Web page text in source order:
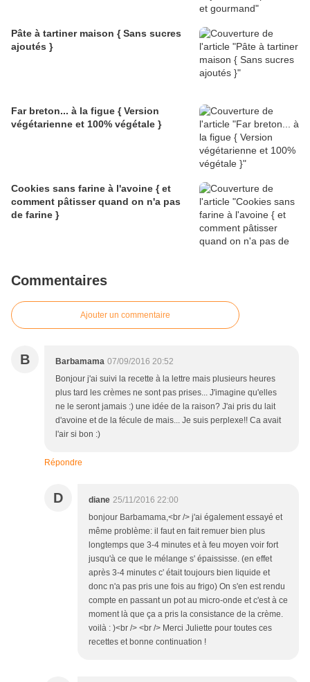
Pâte à tartiner maison { Sans sucres
ajoutés }
Far breton... à la figue { Version
végétarienne et 100% végétale }
Cookies sans farine à l'avoine { et
comment pâtisser quand on n'a pas
de farine }
Commentaires
Ajouter un commentaire
B Barbamama 07/09/2016 20:52
Bonjour j'ai suivi la recette à la lettre mais plusieurs heures
plus tard les crèmes ne sont pas prises... J'imagine qu'elles
ne le seront jamais :) une idée de la raison? J'ai pris du lait
d'avoine et de la fécule de mais... Je suis perplexe!! Ca avait
l'air si bon :)
Répondre
D diane 25/11/2016 22:00
bonjour Barbamama,<br /> j'ai également essayé et
même problème: il faut en fait remuer bien plus
longtemps que 3-4 minutes et à feu moyen voir fort
jusqu'à ce que le mélange s' épaississe. (en effet
après 3-4 minutes c' était toujours bien liquide et
donc n'a pas pris une fois au frigo) On s'en est rendu
compte en passant un pot au micro-onde et c'est à ce
moment là que ça a pris la consistance de la crème.
voilà : )<br /> <br /> Merci Juliette pour toutes ces
recettes et bonne continuation !